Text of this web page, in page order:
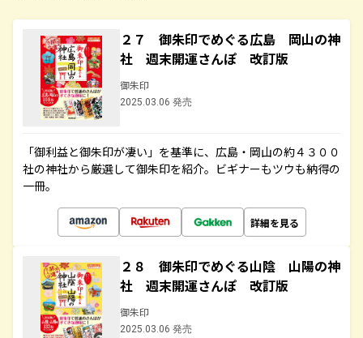
２７ 御朱印でめぐる広島 岡山の神
社 週末開運さんぽ 改訂版
御朱印
2025.03.06 発売
「御利益と御朱印が凄い」を基準に、広島・岡山の約４３００
社の神社から厳選して御朱印を紹介。ビギナーもツウも納得の
一冊。
詳細を見る
２８ 御朱印でめぐる山陰 山陽の神
社 週末開運さんぽ 改訂版
御朱印
2025.03.06 発売